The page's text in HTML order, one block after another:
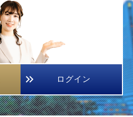
ログイン